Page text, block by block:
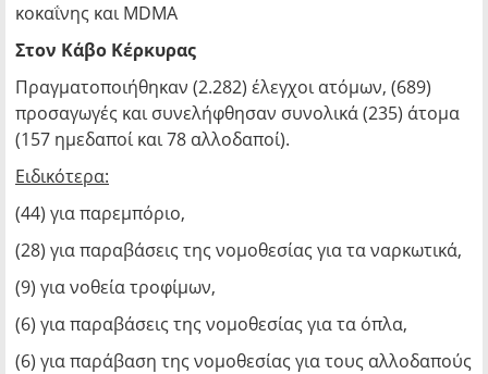
κοκαΐνης και MDMA
Στον Κάβο Κέρκυρας
Πραγματοποιήθηκαν (2.282) έλεγχοι ατόμων, (689)
προσαγωγές και συνελήφθησαν συνολικά (235) άτομα
(157 ημεδαποί και 78 αλλοδαποί).
Ειδικότερα:
(44) για παρεμπόριο,
(28) για παραβάσεις της νομοθεσίας για τα ναρκωτικά,
(9) για νοθεία τροφίμων,
(6) για παραβάσεις της νομοθεσίας για τα όπλα,
(6) για παράβαση της νομοθεσίας για τους αλλοδαπούς